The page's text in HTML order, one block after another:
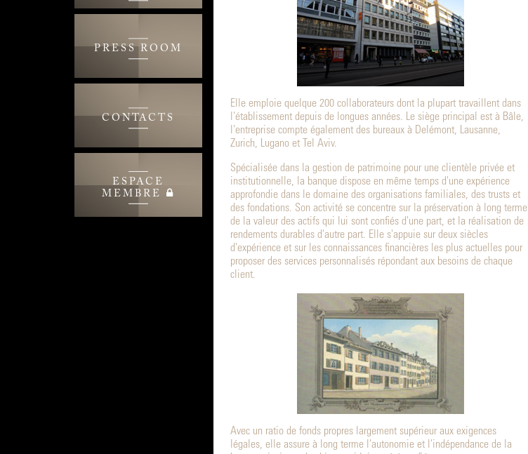
PRESS ROOM
CONTACTS
ESPACE
MEMBRE
Elle emploie quelque 200 collaborateurs dont la plupart travaillent dans
l'établissement depuis de longues années. Le siège principal est à Bâle,
l'entreprise compte également des bureaux à Delémont, Lausanne,
Zurich, Lugano et Tel Aviv.
Spécialisée dans la gestion de patrimoine pour une clientèle privée et
institutionnelle, la banque dispose en même temps d'une expérience
approfondie dans le domaine des organisations familiales, des trusts et
des fondations. Son activité se concentre sur la préservation à long terme
de la valeur des actifs qui lui sont confiés d'une part, et la réalisation de
rendements durables d'autre part. Elle s'appuie sur deux siècles
d'expérience et sur les connaissances financières les plus actuelles pour
proposer des services personnalisés répondant aux besoins de chaque
client.
Avec un ratio de fonds propres largement supérieur aux exigences
légales, elle assure à long terme l'autonomie et l'indépendance de la